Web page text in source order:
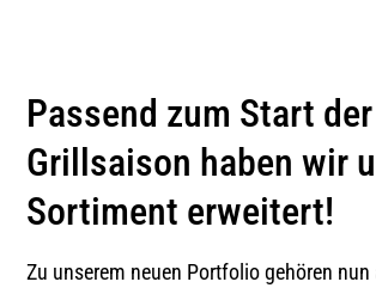
Passend zum Start der
Grillsaison haben wir
Sortiment erweitert!
Zu unserem neuen Portfolio gehören nun